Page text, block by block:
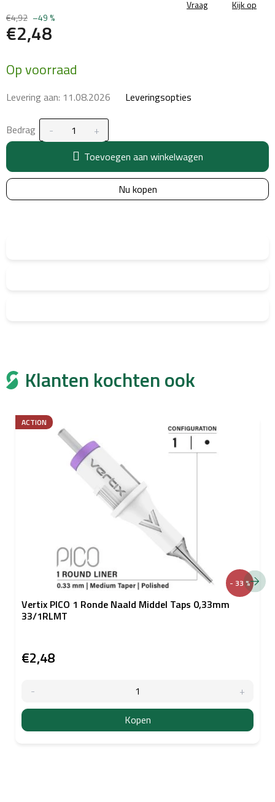
€4,92 –49 %
€2,48
prijs:
Op voorraad
Levering aan: 11.08.2026 Leveringsopties
Bedrag
Toevoegen aan winkelwagen
Nu kopen
Vraag Kijk op
Klanten kochten ook
- 33 %
ACTION
Vertix PICO 1 Ronde Naald Middel Taps 0,33mm
33/1RLMT
€2,48
Kopen